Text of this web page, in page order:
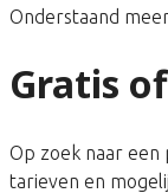
Onderstaand
Gratis
Op zoek naar een
tarieven en